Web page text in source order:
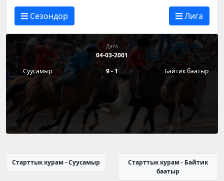
Сезондор Лига
Дата
04-03-2001
Суусамыр
9 - 1 Байтик баатыр
Старттык курам - Суусамыр
Старттык курам - Байтик
баатыр